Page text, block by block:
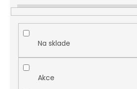
Na sklade
Akce